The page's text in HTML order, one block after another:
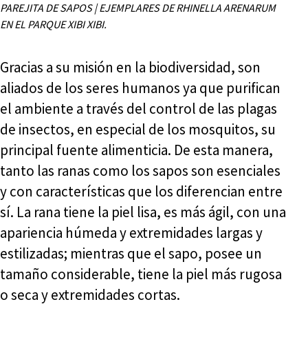
PAREJITA DE SAPOS | EJEMPLARES DE RHINELLA ARENARUM
EN EL PARQUE XIBI XIBI.
Gracias a su misión en la biodiversidad, son
aliados de los seres humanos ya que purifican
el ambiente a través del control de las plagas
de insectos, en especial de los mosquitos, su
principal fuente alimenticia. De esta manera,
tanto las ranas como los sapos son esenciales
y con características que los diferencian entre
sí. La rana tiene la piel lisa, es más ágil, con una
apariencia húmeda y extremidades largas y
estilizadas; mientras que el sapo, posee un
tamaño considerable, tiene la piel más rugosa
o seca y extremidades cortas.